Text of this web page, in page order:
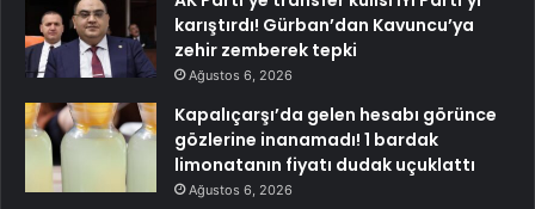
karıştırdı! Gürban’dan Kavuncu’ya
zehir zemberek tepki
Ağustos 6, 2026
Kapalıçarşı’da gelen hesabı görünce
gözlerine inanamadı! 1 bardak
limonatanın fiyatı dudak uçuklattı
Ağustos 6, 2026